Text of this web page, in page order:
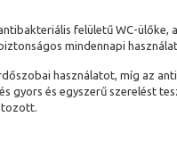
felületű WC-ülőke,
mindennapi
használatot, míg az
gyors és egyszerű szerelést